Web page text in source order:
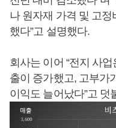
나 원자재 가격 및 고
했다”고 설명했다.
회사는 이어 “전지 사
출이 증가했고, 고부가
이익도 늘어났다”고 덧